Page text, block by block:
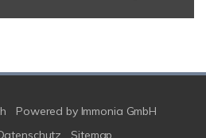
Powered by Immonia GmbH
Sitemap